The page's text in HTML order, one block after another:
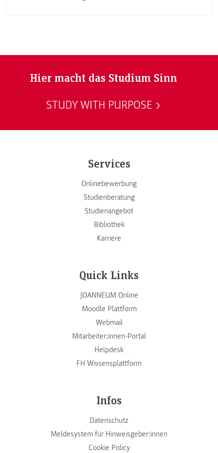
Hier macht das Studium Sinn
STUDY WITH PURPOSE
Services
Onlinebewerbung
Studienberatung
Studienangebot
Bibliothek
Karriere
Quick Links
JOANNEUM Online
Moodle Plattform
Webmail
Mitarbeiter:innen-Portal
Helpdesk
FH Wissensplattform
Infos
Datenschutz
Meldesystem für Hinweisgeber:innen
Cookie Policy